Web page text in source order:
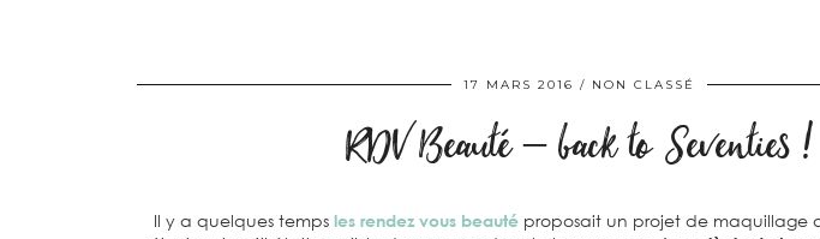
17 MARS 2016 NON CLASSÉ
RDV Beauté – back to Seventies !
Il y a quelques tempsles rendez vous beautéproposait un projet de maquillage